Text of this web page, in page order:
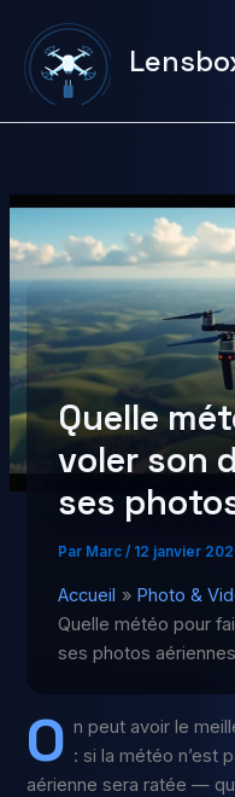
contenu
Quelle
voler son
ses
Par Marc/ 12 janvier
Accueil
Photo &
Quelle météo pour
ses photos aériennes
O n peut avoir le
: si la météo n’est
aérienne sera ratée —